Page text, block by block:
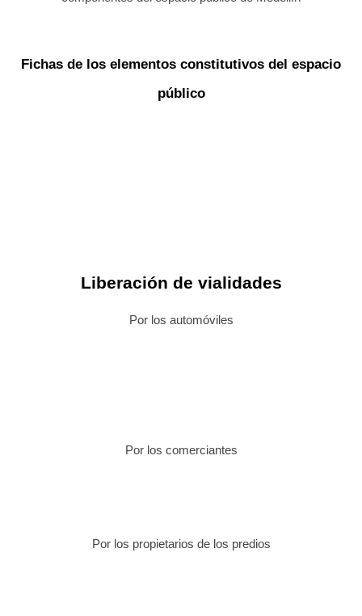
Fichas de los elementos constitutivos del espacio
público
Liberación de vialidades
Por los automóviles
Por los comerciantes
Por los propietarios de los predios